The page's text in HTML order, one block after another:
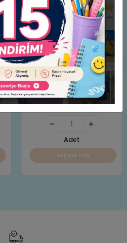
TopModel Dino World Paint
& Swipe Book
449,90 TL
Adet
Sepete Ekle